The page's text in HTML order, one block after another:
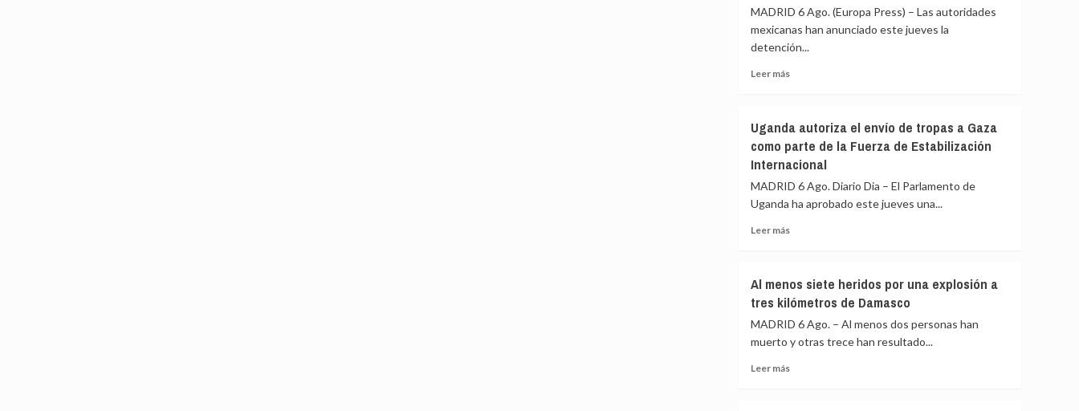
crisis
de
Ceuta
dron
con
explosivos
en
de
Leipzig
MADRID 6 Ago. (Europa Press) – Las autoridades
mexicanas han anunciado este jueves la
detención...
Leer másLeer
un
exgobernador
de
por
el
desaparecidos
de
Uganda autoriza el envío de tropas a Gaza
como parte de la Fuerza de Estabilización
Internacional
MADRID 6 Ago. Diario Dia – El Parlamento de
Uganda ha aprobado este jueves una...
Leer másLeer
autoriza
el
envío
tropas
a
Al menos siete heridos por una explosión a
tres kilómetros de Damasco
MADRID 6 Ago. – Al menos dos personas han
muerto y otras trece han resultado...
Leer másLeer